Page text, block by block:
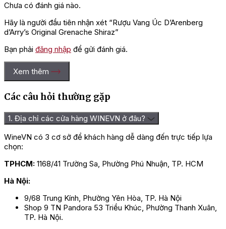
Chưa có đánh giá nào.
Hãy là người đầu tiên nhận xét “Rượu Vang Úc D’Arenberg
d’Arry’s Original Grenache Shiraz”
Bạn phải đăng nhập để gửi đánh giá.
Xem thêm
Các câu hỏi thường gặp
1. Địa chỉ các cửa hàng WINEVN ở đâu?
WineVN có 3 cơ sở để khách hàng dễ dàng đến trực tiếp lựa
chọn:
TPHCM: 1168/41 Trường Sa, Phường Phú Nhuận, TP. HCM
Hà Nội:
9/68 Trung Kính, Phường Yên Hòa, TP. Hà Nội
Shop 9 TN Pandora 53 Triều Khúc, Phường Thanh Xuân,
TP. Hà Nội.